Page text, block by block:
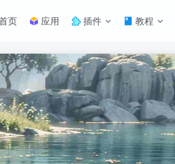
页 应用 插件 教程